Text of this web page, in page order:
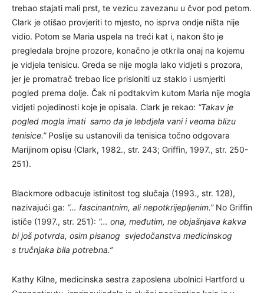
trebao stajati mali prst, te vezicu zavezanu u čvor pod petom.
Clark je otišao provjeriti to mjesto, no isprva ondje ništa nije
vidio. Potom se Maria uspela na treći kat i, nakon što je
pregledala brojne prozore, konačno je otkrila onaj na kojemu
je vidjela tenisicu. Greda se nije mogla lako vidjeti s prozora,
jer je promatrač trebao lice prisloniti uz staklo i usmjeriti
pogled prema dolje. Čak ni podtakvim kutom Maria nije mogla
vidjeti pojedinosti koje je opisala. Clark je rekao: “Takav je
pogled mogla imati samo da je lebdjela vani i veoma blizu
tenisice.”Poslije su ustanovili da tenisica točno odgovara
Marijinom opisu (Clark, 1982., str. 243; Griffin, 1997., str. 250-
251).
Blackmore odbacuje istinitost tog slučaja (1993., str. 128),
nazivajući ga: “… fascinantnim, ali nepotkrijepljenim.”No Griffin
ističe (1997., str. 251): “… ona, međutim, ne objašnjava kakva
bi još potvrda, osim pisanog svjedočanstva medicinskog
s tručnjaka bila potrebna.”
Kathy Kilne, medicinska sestra zaposlena ubolnici Hartford u